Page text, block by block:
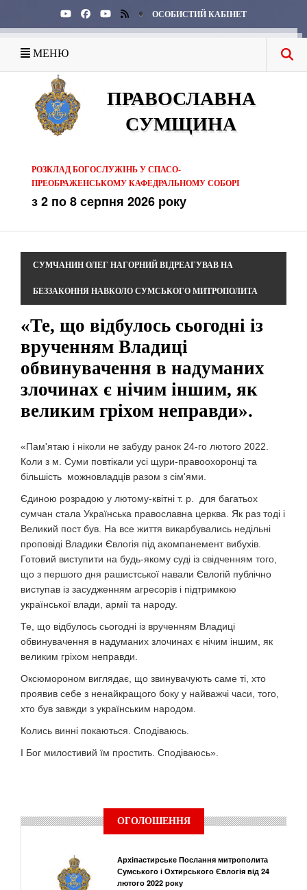
ОСОБИСТИЙ КАБІНЕТ
МЕНЮ
ПРАВОСЛАВНА
СУМЩИНА
РОЗКЛАД БОГОСЛУЖІНЬ У СПАСО-
ПРЕОБРАЖЕНСЬКОМУ КАФЕДРАЛЬНОМУ СОБОРІ
з 2 по 8 серпня 2026 року
СУМЧАНИН ОЛЕГ НАГОРНИЙ ВІДРЕАГУВАВ НА
БЕЗЗАКОННЯ НАВКОЛО СУМСЬКОГО МИТРОПОЛИТА
«Те, що відбулось сьогодні із
врученням Владиці
обвинувачення в надуманих
злочинах є нічим іншим, як
великим гріхом неправди».
«Пам'ятаю і ніколи не забуду ранок 24-го лютого 2022.
Коли з м. Суми повтікали усі щури-правоохоронці та
більшість можновладців разом з сім'ями.
Єдиною розрадою у лютому-квітні т. р. для багатьох
сумчан стала Українська православна церква. Як раз тоді і
Великий пост був. На все життя викарбувались недільні
проповіді Владики Євлогія під акомпанемент вибухів.
Готовий виступити на будь-якому суді із свідченням того,
що з першого дня рашистської навали Євлогій публічно
виступав із засудженням агресорів і підтримкою
української влади, армії та народу.
Те, що відбулось сьогодні із врученням Владиці
обвинувачення в надуманих злочинах є нічим іншим, як
великим гріхом неправди.
Оксюмороном виглядає, що звинувачують саме ті, хто
проявив себе з ненайкращого боку у найважчі часи, того,
хто був завжди з українським народом.
Колись винні покаються. Сподіваюсь.
І Бог милостивий їм простить. Сподіваюсь».
ОГОЛОШЕННЯ
Архіпастирське Послання митрополита
Сумського і Охтирського Євлогія від 24
лютого 2022 року